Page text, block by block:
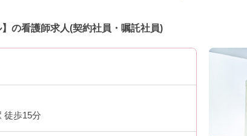
の看護師求人(契約社員・嘱託社員)
徒歩15分